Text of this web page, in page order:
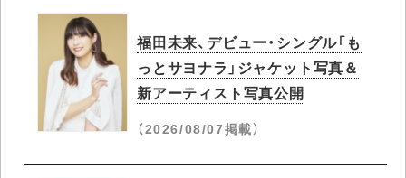
福田未来、デビュー・シングル「も
っとサヨナラ」ジャケット写真＆
新アーティスト写真公開
（2026/08/07掲載）